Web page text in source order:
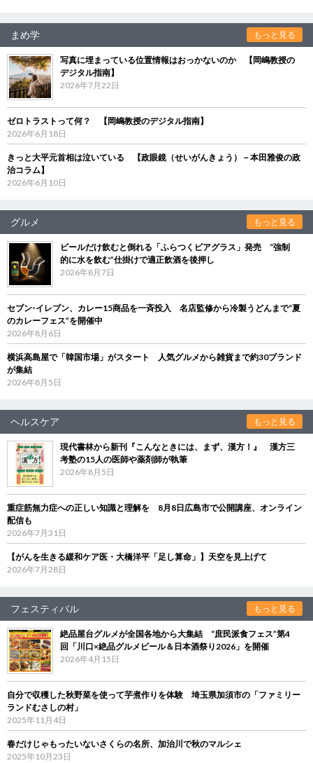
まめ学 もっと見る
写真に埋まっている位置情報はおっかないのか 【岡嶋教授の
デジタル指南】
2026年7月22日
ゼロトラストって何？ 【岡嶋教授のデジタル指南】
2026年6月18日
きっと大平元首相は泣いている 【政眼鏡（せいがんきょう）－本田雅俊の政
治コラム】
2026年6月10日
グルメ もっと見る
ビールだけ飲むと倒れる「ふらつくビアグラス」発売 “強制
的に水を飲む”仕掛けで適正飲酒を後押し
2026年8月7日
セブン‐イレブン、カレー15商品を一斉投入 名店監修から冷製うどんまで“夏
のカレーフェス”を開催中
2026年8月6日
横浜高島屋で「韓国市場」がスタート 人気グルメから雑貨まで約30ブランド
が集結
2026年8月5日
ヘルスケア もっと見る
現代書林から新刊『こんなときには、まず、漢方！』 漢方三
考塾の15人の医師や薬剤師が執筆
2026年8月5日
重症筋無力症への正しい知識と理解を 8月8日広島市で公開講座、オンライン
配信も
2026年7月31日
【がんを生きる緩和ケア医・大橋洋平「足し算命」】天空を見上げて
2026年7月28日
フェスティバル もっと見る
絶品屋台グルメが全国各地から大集結 “庶民派食フェス”第4
回「川口×絶品グルメビール＆日本酒祭り2026」を開催
2026年4月15日
自分で収穫した秋野菜を使って芋煮作りを体験 埼玉県加須市の「ファミリー
ランドむさしの村」
2025年11月4日
春だけじゃもったいないさくらの名所、加治川で秋のマルシェ
2025年10月23日